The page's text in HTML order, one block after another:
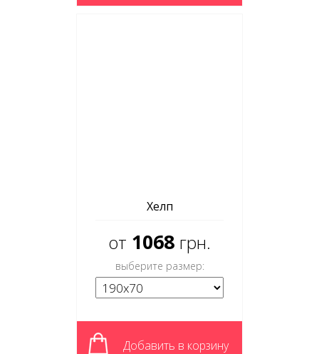
Хелп
от 1068 грн.
выберите размер:
Добавить в корзину